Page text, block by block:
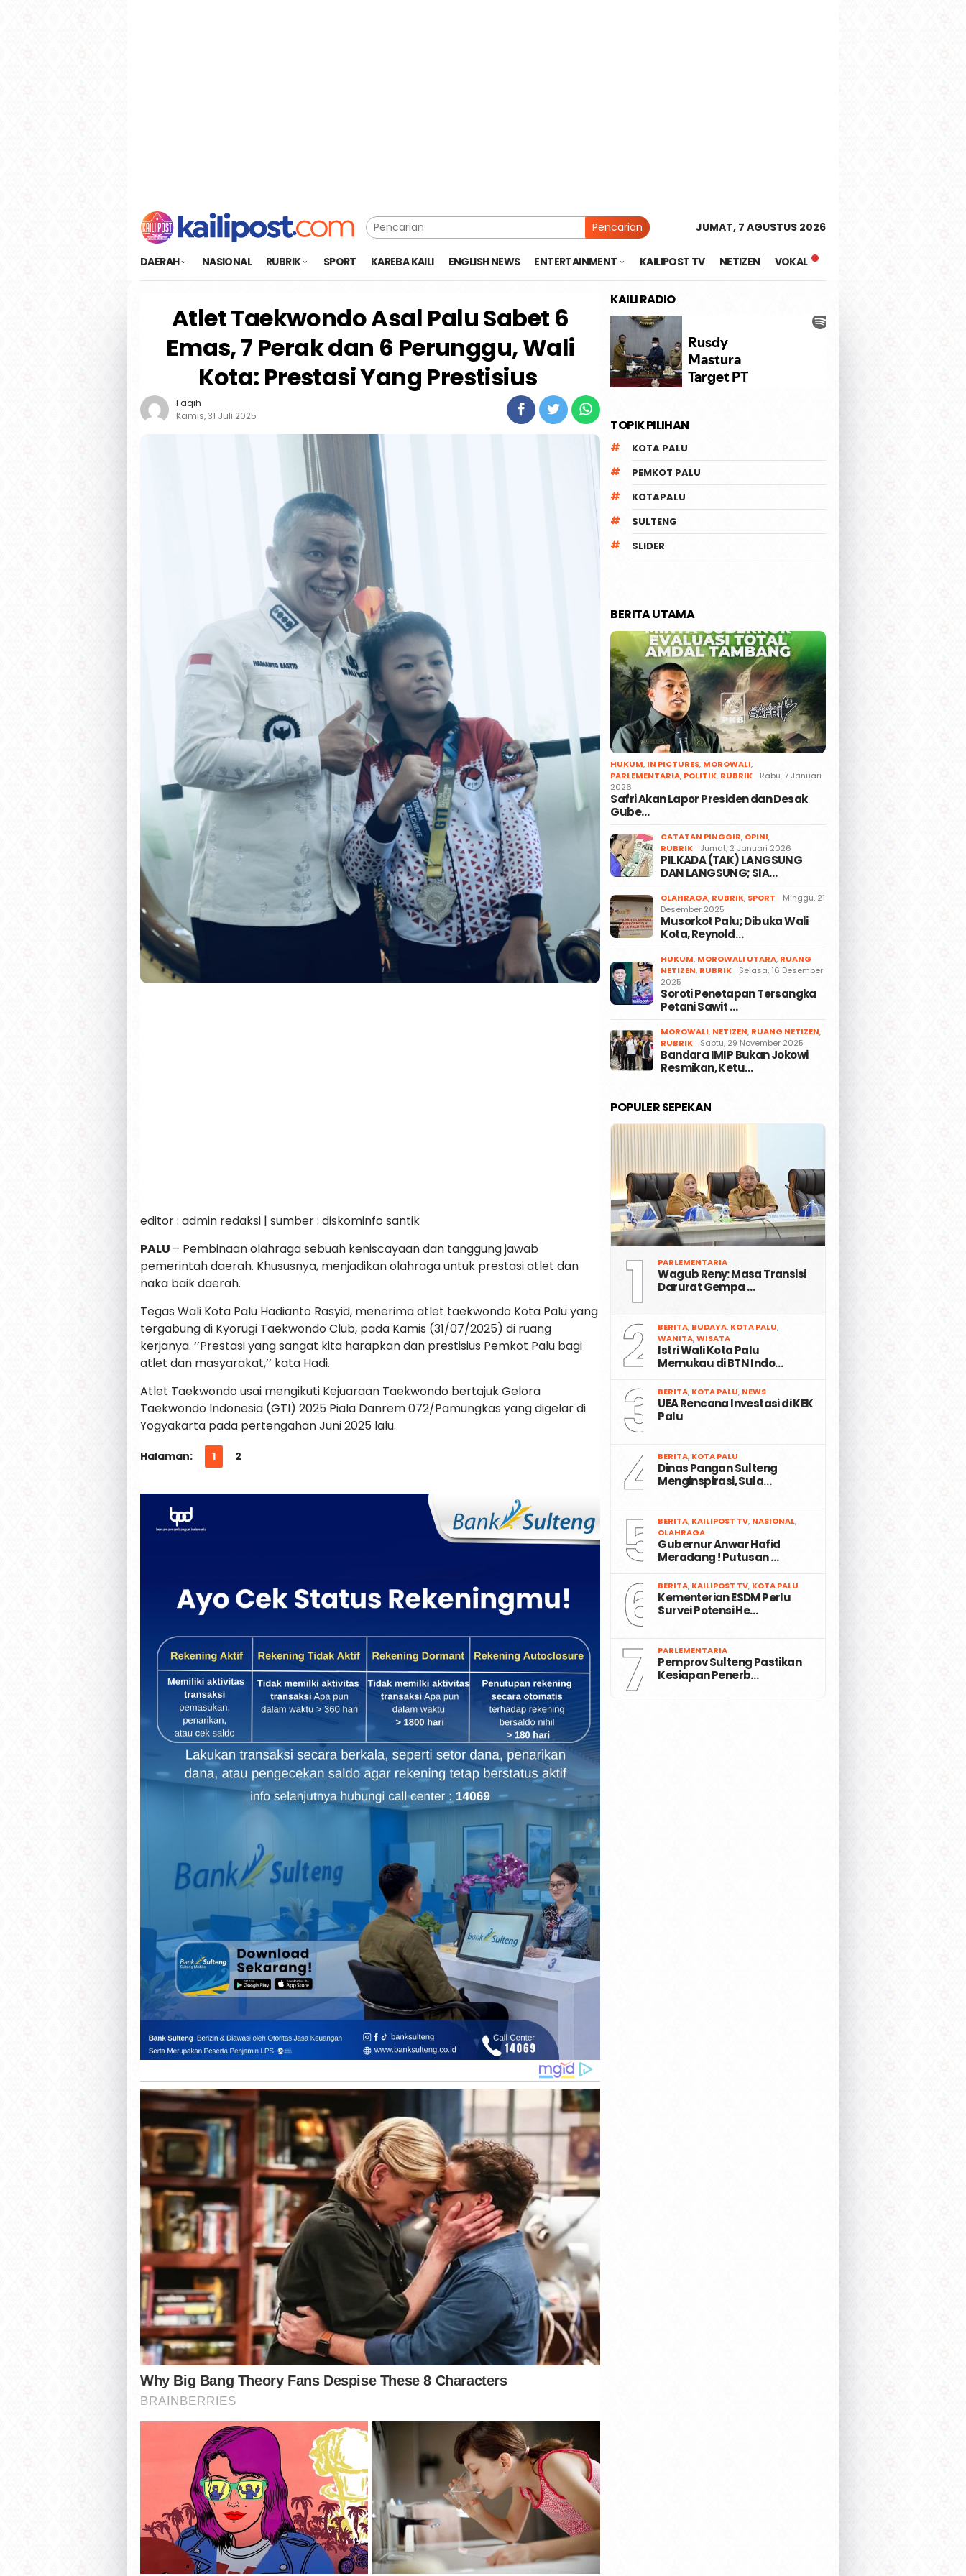
Pencarian JUMAT, 7 AGUSTUS 2026
DAERAH NASIONAL RUBRIK SPORT KAREBA KAILI ENGLISH NEWS ENTERTAINMENT KAILIPOST TV NETIZEN VOKAL
Atlet Taekwondo Asal Palu Sabet 6
Emas, 7 Perak dan 6 Perunggu, Wali
Kota: Prestasi Yang Prestisius
Faqih
Kamis, 31 Juli 2025
editor : admin redaksi | sumber : diskominfo santik
PALU – Pembinaan olahraga sebuah keniscayaan dan tanggung jawab
pemerintah daerah. Khususnya, menjadikan olahraga untuk prestasi atlet dan
naka baik daerah.
Tegas Wali Kota Palu Hadianto Rasyid, menerima atlet taekwondo Kota Palu yang
tergabung di Kyorugi Taekwondo Club, pada Kamis (31/07/2025) di ruang
kerjanya. ‘’Prestasi yang sangat kita harapkan dan prestisius Pemkot Palu bagi
atlet dan masyarakat,’’ kata Hadi.
Atlet Taekwondo usai mengikuti Kejuaraan Taekwondo bertajuk Gelora
Taekwondo Indonesia (GTI) 2025 Piala Danrem 072/Pamungkas yang digelar di
Yogyakarta pada pertengahan Juni 2025 lalu.
Halaman: 1 2
KAILI RADIO
TOPIK PILIHAN
KOTA PALU
PEMKOT PALU
KOTAPALU
SULTENG
SLIDER
BERITA UTAMA
HUKUM, IN PICTURES, MOROWALI,
PARLEMENTARIA, POLITIK, RUBRIK
Rabu, 7 Januari
2026
Safri Akan Lapor Presiden dan Desak
Gube…
CATATAN PINGGIR, OPINI,
RUBRIK
Jumat, 2 Januari 2026
PILKADA (TAK) LANGSUNG
DAN LANGSUNG; SIA…
OLAHRAGA, RUBRIK, SPORT
Minggu, 21
Desember 2025
Musorkot Palu; Dibuka Wali
Kota, Reynold…
HUKUM, MOROWALI UTARA, RUANG
NETIZEN, RUBRIK
Selasa, 16 Desember
2025
Soroti Penetapan Tersangka
Petani Sawit …
MOROWALI, NETIZEN, RUANG NETIZEN,
RUBRIK
Sabtu, 29 November 2025
Bandara IMIP Bukan Jokowi
Resmikan, Ketu…
POPULER SEPEKAN
1 PARLEMENTARIA
Wagub Reny: Masa Transisi
Darurat Gempa …
2 BERITA, BUDAYA, KOTA PALU,
WANITA,WISATA
Istri Wali Kota Palu
Memukau di BTN Indo…
3 BERITA, KOTA PALU, NEWS
UEA Rencana Investasi di KEK
Palu
4 BERITA, KOTA PALU
Dinas Pangan Sulteng
Menginspirasi, Sula…
5 BERITA, KAILIPOST TV, NASIONAL,
OLAHRAGA
Gubernur Anwar Hafid
Meradang ! Putusan …
6 BERITA, KAILIPOST TV, KOTA PALU
Kementerian ESDM Perlu
Survei Potensi He…
7 PARLEMENTARIA
Pemprov Sulteng Pastikan
Kesiapan Penerb…